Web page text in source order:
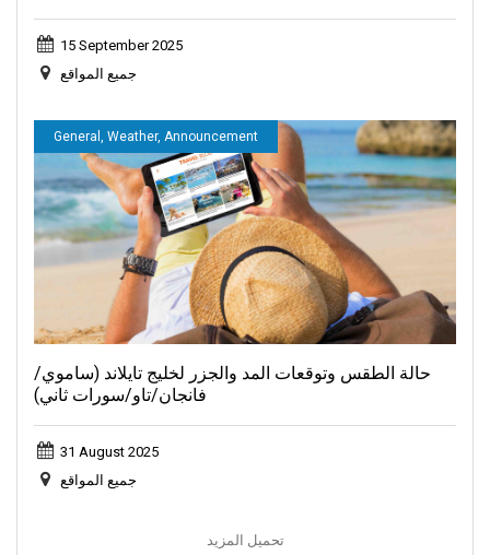
15 September 2025
جميع المواقع
General, Weather, Announcement
حالة الطقس وتوقعات المد والجزر لخليج تايلاند (ساموي/
فانجان/تاو/سورات ثاني)
31 August 2025
جميع المواقع
تحميل المزيد